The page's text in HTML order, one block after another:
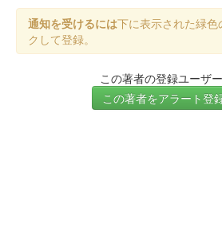
通知を受けるには下に表示された緑色
クして登録。
この著者の登録ユーザ
この著者をアラート登